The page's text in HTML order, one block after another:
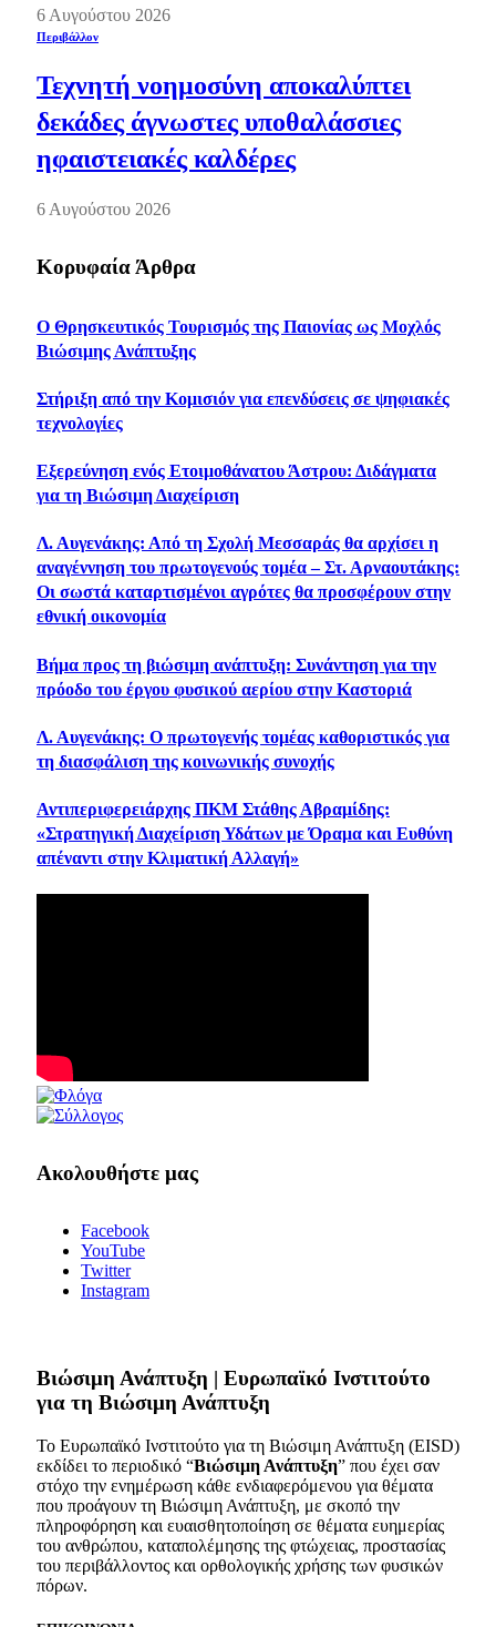
6 Αυγούστου 2026
Περιβάλλον
Τεχνητή νοημοσύνη αποκαλύπτει
δεκάδες άγνωστες υποθαλάσσιες
ηφαιστειακές καλδέρες
6 Αυγούστου 2026
Κορυφαία Άρθρα
Ο Θρησκευτικός Τουρισμός της Παιονίας ως Μοχλός
Βιώσιμης Ανάπτυξης
Στήριξη από την Κομισιόν για επενδύσεις σε ψηφιακές
τεχνολογίες
Εξερεύνηση ενός Ετοιμοθάνατου Άστρου: Διδάγματα
για τη Βιώσιμη Διαχείριση
Λ. Αυγενάκης: Από τη Σχολή Μεσσαράς θα αρχίσει η
αναγέννηση του πρωτογενούς τομέα – Στ. Αρναουτάκης:
Οι σωστά καταρτισμένοι αγρότες θα προσφέρουν στην
εθνική οικονομία
Βήμα προς τη βιώσιμη ανάπτυξη: Συνάντηση για την
πρόοδο του έργου φυσικού αερίου στην Καστοριά
Λ. Αυγενάκης: Ο πρωτογενής τομέας καθοριστικός για
τη διασφάλιση της κοινωνικής συνοχής
Αντιπεριφερειάρχης ΠΚΜ Στάθης Αβραμίδης:
«Στρατηγική Διαχείριση Υδάτων με Όραμα και Ευθύνη
απέναντι στην Κλιματική Αλλαγή»
Ακολουθήστε μας
Facebook
YouTube
Twitter
Instagram
Bιώσιμη Ανάπτυξη | Ευρωπαϊκό Ινστιτούτο
για τη Βιώσιμη Ανάπτυξη
Το Ευρωπαϊκό Ινστιτούτο για τη Βιώσιμη Ανάπτυξη (EISD)
εκδίδει το περιοδικό “Βιώσιμη Ανάπτυξη” που έχει σαν
στόχο την ενημέρωση κάθε ενδιαφερόμενου για θέματα
που προάγουν τη Βιώσιμη Ανάπτυξη, με σκοπό την
πληροφόρηση και ευαισθητοποίηση σε θέματα ευημερίας
του ανθρώπου, καταπολέμησης της φτώχειας, προστασίας
του περιβάλλοντος και ορθολογικής χρήσης των φυσικών
πόρων.